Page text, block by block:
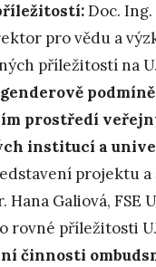
Doc. Ing.
pro vědu a
příležitostí na
prostředí
institucí a
projektu a
Hana Galiová, FSE
rovné příležitosti
činnosti